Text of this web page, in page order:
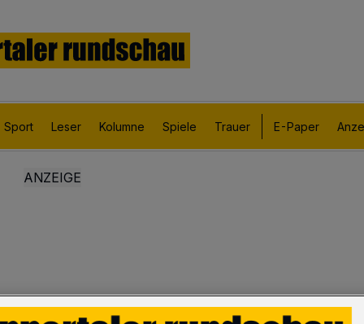
Sport Leser Kolumne Spiele Trauer E-Paper